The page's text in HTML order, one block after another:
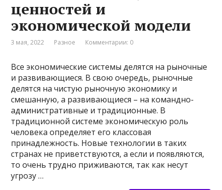
ценностей и
экономической модели
3 мая, 2022 Разное Комментарии: 0
Все экономические системы делятся на рыночные
и развивающиеся. В свою очередь, рыночные
делятся на чистую рыночную экономику и
смешанную, а развивающиеся – на командно-
административные и традиционные. В
традиционной системе экономическую роль
человека определяет его классовая
принадлежность. Новые технологии в таких
странах не приветствуются, а если и появляются,
то очень трудно приживаются, так как несут
угрозу …